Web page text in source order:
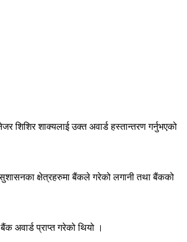
शिशिर शाक्यलाई उक्त अवार्ड हस्तान्तरण गर्नुभएको
सुशासनका क्षेत्रहरुमा बैंकले गरेको लगानी तथा बैंकको
अवार्ड प्राप्त गरेको थियो ।